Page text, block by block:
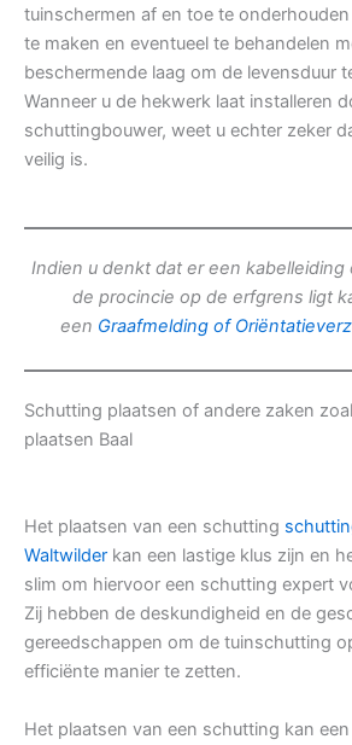
tuinschermen af en toe te
te maken en eventueel te behandelen
beschermende laag om de levensduur
Wanneer u de hekwerk laat installeren
schuttingbouwer, weet u echter zeker
veilig is.
Indien u denkt dat er een kabelleiding
de procincie op de erfgrens ligt
een Graafmelding of
Schutting plaatsen of andere zaken
plaatsen Baal
Het plaatsen van een schutting
Waltwilder kan een lastige klus zijn en
slim om hiervoor een schutting expert
Zij hebben de deskundigheid en de
gereedschappen om de tuinschutting
efficiënte manier te zetten.
Het plaatsen van een schutting kan